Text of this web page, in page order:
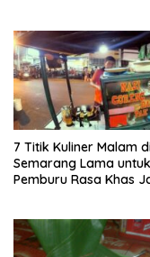
7 Titik Kuliner Malam
Semarang Lama untuk
Pemburu Rasa Khas